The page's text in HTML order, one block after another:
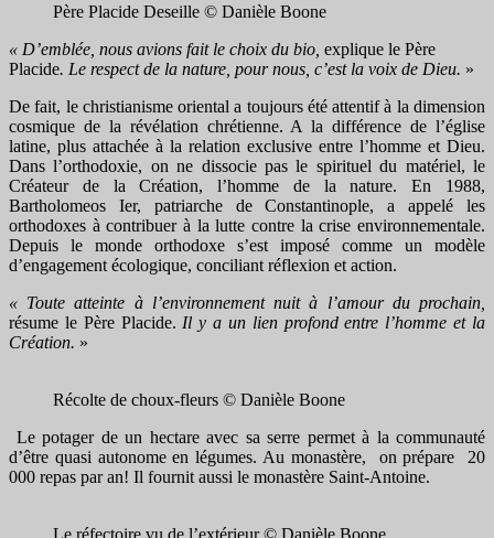
Père Placide Deseille © Danièle Boone
« D’emblée, nous avions fait le choix du bio, explique le Père
Placide. Le respect de la nature, pour nous, c’est la voix de Dieu. »
De fait, le christianisme oriental a toujours été attentif à la dimension
cosmique de la révélation chrétienne. A la différence de l’église
latine, plus attachée à la relation exclusive entre l’homme et Dieu.
Dans l’orthodoxie, on ne dissocie pas le spirituel du matériel, le
Créateur de la Création, l’homme de la nature. En 1988,
Bartholomeos Ier, patriarche de Constantinople, a appelé les
orthodoxes à contribuer à la lutte contre la crise environnementale.
Depuis le monde orthodoxe s’est imposé comme un modèle
d’engagement écologique, conciliant réflexion et action.
« Toute atteinte à l’environnement nuit à l’amour du prochain,
résume le Père Placide. Il y a un lien profond entre l’homme et la
Création. »
Récolte de choux-fleurs © Danièle Boone
Le potager de un hectare avec sa serre permet à la communauté
d’être quasi autonome en légumes. Au monastère, on prépare 20
000 repas par an! Il fournit aussi le monastère Saint-Antoine.
Le réfectoire vu de l’extérieur © Danièle Boone